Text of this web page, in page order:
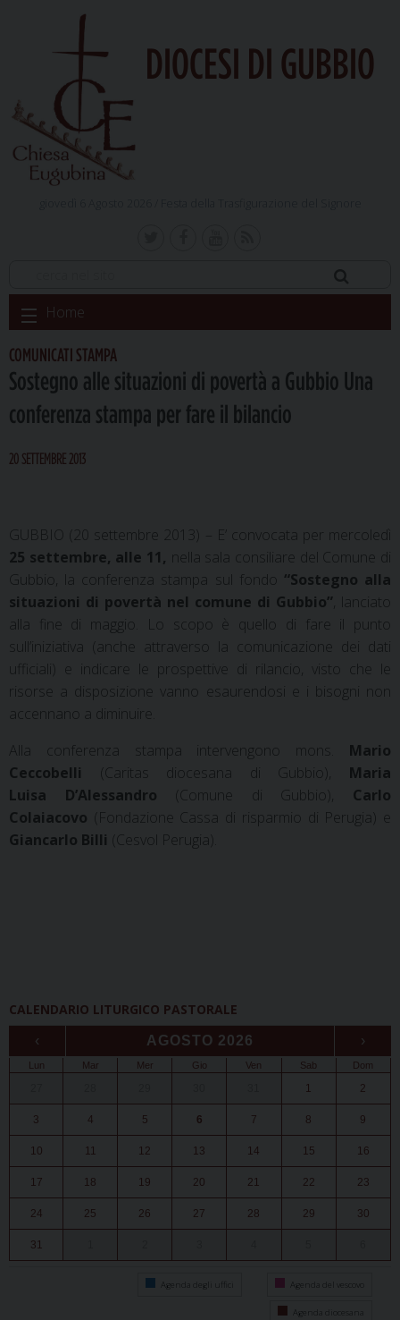
DIOCESI DI GUBBIO
Skip
to
content
Home
COMUNICATI STAMPA
Sostegno alle situazioni di povertà a Gubbio Una
conferenza stampa per fare il bilancio
20 SETTEMBRE 2013
GUBBIO (20 settembre 2013) – E’ convocata per mercoledì
25 settembre, alle 11, nella sala consiliare del Comune di
Gubbio, la conferenza stampa sul fondo “Sostegno alla
situazioni di povertà nel comune di Gubbio” , lanciato
alla fine di maggio. Lo scopo è quello di fare il punto
sull’iniziativa (anche attraverso la comunicazione dei dati
ufficiali) e indicare le prospettive di rilancio, visto che le
risorse a disposizione vanno esaurendosi e i bisogni non
accennano a diminuire.
Alla conferenza stampa intervengono mons. Mario
Ceccobelli (Caritas diocesana di Gubbio), Maria
Luisa D’Alessandro (Comune di Gubbio), Carlo
Colaiacovo (Fondazione Cassa di risparmio di Perugia) e
Giancarlo Billi (Cesvol Perugia).
CALENDARIO LITURGICO PASTORALE
‹ AGOSTO 2026 ›
Lun Mar Mer Gio Ven Sab Dom
1 2
3 4 5 6 7 8 9
10 11 12 13 14 15 16
17 18 19 20 21 22 23
24 25 26 27 28 29 30
31
Agenda degli uffici Agenda del vescovo
Agenda diocesana